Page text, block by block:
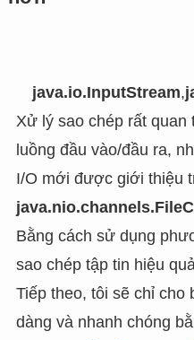
java.io.InputStream,
Xử lý sao chép rất quan
luồng đầu vào/đầu ra,
I/O mới được giới thiệu
Bằng cách sử dụng
sao chép tập tin hiệu
Tiếp theo, tôi sẽ chỉ cho
dàng và nhanh chóng